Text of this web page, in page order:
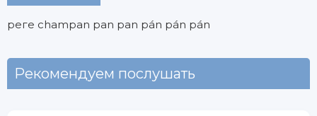
реге champan pan pan pán pán pán
Рекомендуем послушать